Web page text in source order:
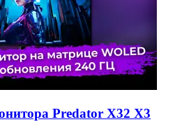
Predator X32 X3